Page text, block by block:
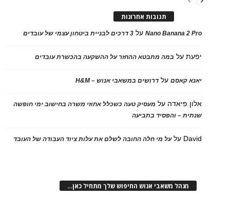
תגובות אחרונות
Nano Banana 2 Proעל 3 דרכים לבניית ביטחון עצמי של עובדים
יפעתעל במה מתבטא ההחזר על ההשקעה בהכשרת עובדים
יאנא קאסםעלדרושים במשאבי אנוש – H&M
אלון פיאדה על מעסיק טעה כשכלל אחוזי משרה בחישוב ימי חופשה
שנתית – והפסיד בתביעה
David עלעל מי חלה החובה לשלם את עלות ציוד העבודה של העובד
מנהל משאבי אנוש החיפוש שלך מתחיל כאן…